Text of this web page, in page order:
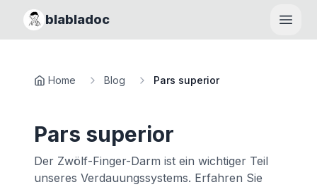
blabladoc
Home Blog Pars superior
Pars superior
Der Zwölf-Finger-Darm ist ein wichtiger Teil
unseres Verdauungssystems. Erfahren Sie